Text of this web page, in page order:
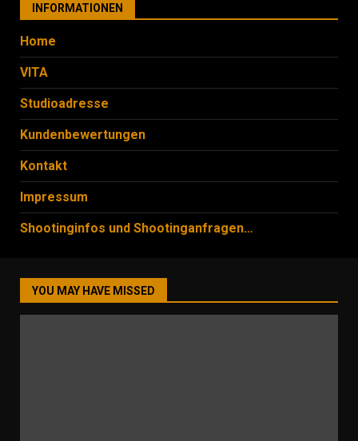
INFORMATIONEN
Home
VITA
Studioadresse
Kundenbewertungen
Kontakt
Impressum
Shootinginfos und Shootinganfragen…
YOU MAY HAVE MISSED